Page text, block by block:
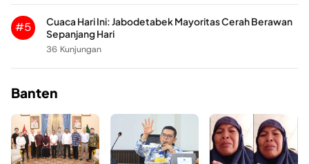
#5
Cuaca Hari Ini: Jabodetabek Mayoritas Cerah Berawan
Sepanjang Hari
36 Kunjungan
Banten